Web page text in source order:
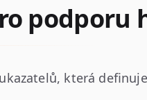
podporu
která